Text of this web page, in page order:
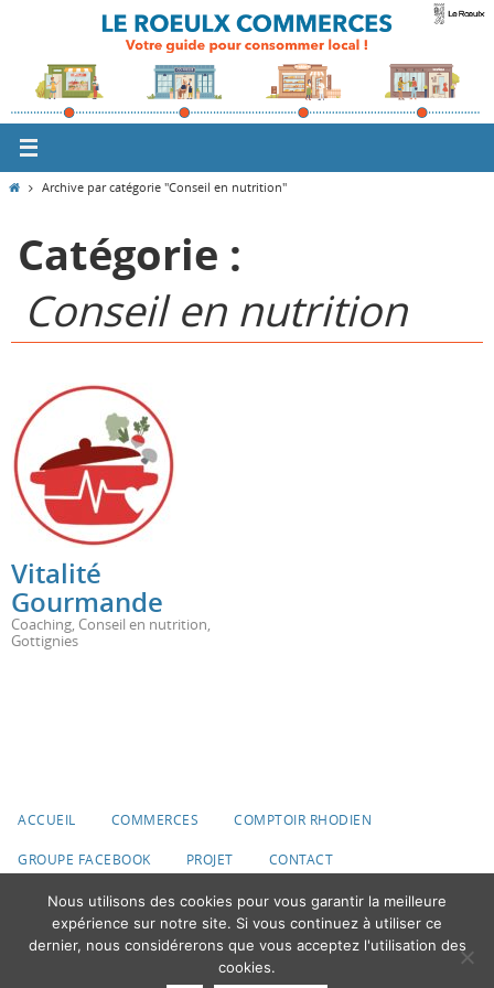
contenu
HomeArchive par catégorie "Conseil en nutrition"
Catégorie :
Conseil en nutrition
Vitalité
Gourmande
Coaching, Conseil en nutrition,
Gottignies
ACCUEIL COMMERCES COMPTOIR RHODIEN
GROUPE FACEBOOK PROJET CONTACT
© 2020 Ville du Roeulx
Fonctionne avecNirvana&WordPress.
Nous utilisons des cookies pour vous garantir la meilleure
expérience sur notre site. Si vous continuez à utiliser ce
dernier, nous considérerons que vous acceptez l'utilisation des
cookies.